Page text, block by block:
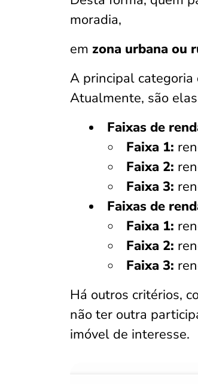
moradia,
em zona urbana ou
A principal categoria
Atualmente, são
Faixas de
Faixa 1:
Faixa 2:
Faixa 3:
Faixas de
Faixa 1:
Faixa 2:
Faixa 3:
Há outros critérios,
não ter outra
imóvel de interesse.